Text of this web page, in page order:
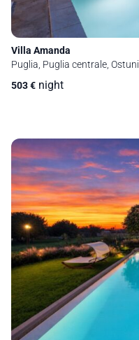
Villa Amanda
Puglia, Puglia centrale, Ostuni
503€ night